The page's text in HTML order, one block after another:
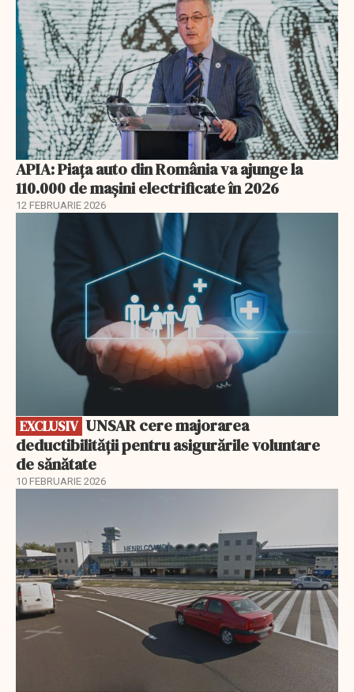
APIA: Piața auto din România va ajunge la
110.000 de mașini electrificate în 2026
12 FEBRUARIE 2026
EXCLUSIV
EXCLUSIV
deductibilității pentru asigurările voluntare
de sănătate
10 FEBRUARIE 2026